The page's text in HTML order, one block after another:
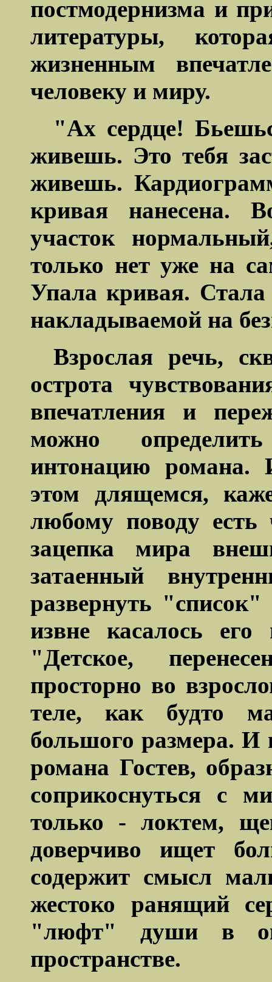
постмодернизма и
литературы,
жизненным
человеку и миру.
"Ах сердце!
живешь. Это тебя
живешь.
кривая нанесена.
участок
только нет уже на
Упала кривая. Стала
накладываемой на
Взрослая речь,
острота
впечатления и
можно
интонацию романа.
этом длящемся,
любому поводу есть
зацепка мира
затаенный
развернуть
извне касалось
"Детское,
просторно во
теле, как будто
большого размера. И
романа Гостев,
соприкоснуться с
только - локтем,
доверчиво ищет
содержит смысл
жестоко ранящий
"люфт" души в
пространстве.